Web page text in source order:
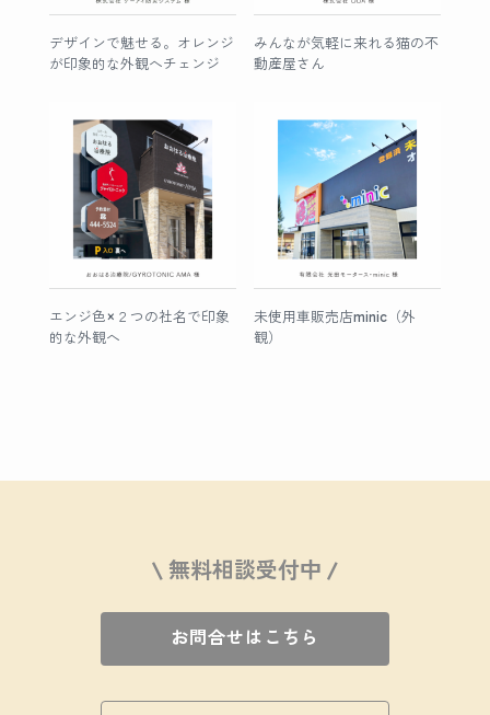
デザインで魅せる。オレンジ
が印象的な外観へチェンジ
みんなが気軽に来れる猫の不
動産屋さん
エンジ色×２つの社名で印象
的な外観へ
未使用車販売店minic（外
観）
\ 無料相談受付中 /
お問合せはこちら